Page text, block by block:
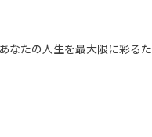
なたの人生を最大限に彩るた